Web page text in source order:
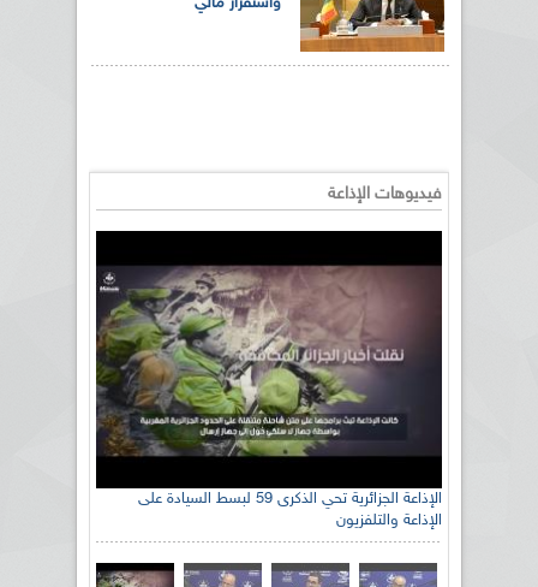
فيديوهات الإذاعة
الإذاعة الجزائرية تحي الذكرى 59 لبسط السيادة على
الإذاعة والتلفزيون
رئيس اللجنة الوطنية الجزائرية للتضامن مع الشعب
الصحراوي السيد سعيد العياشي